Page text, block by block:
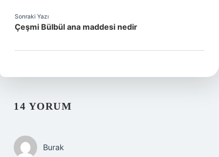
Sonraki Yazı
Çeşmi Bülbül ana maddesi nedir
14 YORUM
Burak